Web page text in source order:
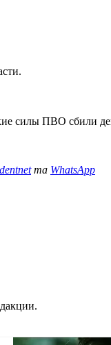
силы ПВО сбили
та WhatsApp